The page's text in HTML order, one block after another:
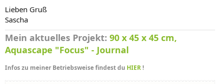
Lieben Gruß
Sascha
Mein aktuelles Projekt: 90 x 45 x 45 cm,
Aquascape "Focus" - Journal
Infos zu meiner Betriebsweise findest du HIER!